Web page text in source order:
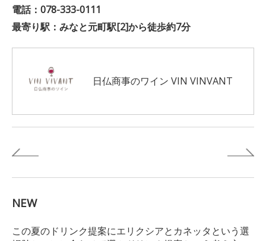
電話：078-333-0111
最寄り駅：みなと元町駅[2]から徒歩約7分
日仏商事のワイン VIN VINVANT
NEW
この夏のドリンク提案にエリクシアとカネッタという選